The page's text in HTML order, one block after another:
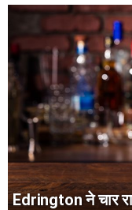
Edrington ने चार